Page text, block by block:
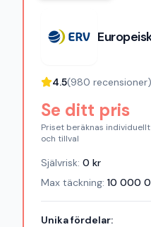
4.5(980 recensioner)
Se ditt pris
Priset beräknas
och tillval
Självrisk: 0 kr
Max täckning: 10 000
Unika fördelar: